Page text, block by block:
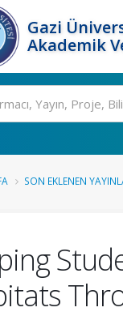
Gazi
Akademik
SON EKLENEN